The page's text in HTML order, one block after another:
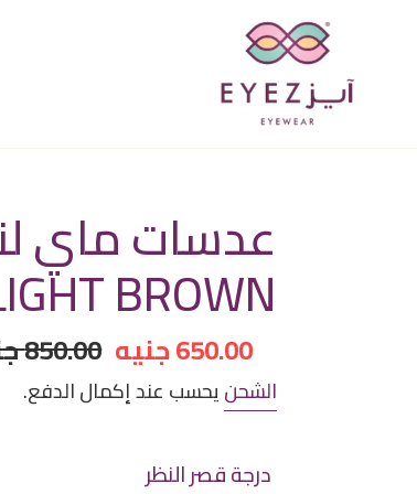
المحتوى
عدسات ماي
BROWN
سعر
مخفض
650.00 جنيه سعر
عادي
850.00 جنيه
الشحنيحسب عند إكمال الدفع.
درجة قصر النظر